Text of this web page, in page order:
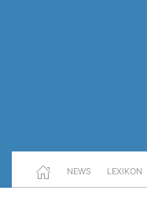
NEWS LEXIKON